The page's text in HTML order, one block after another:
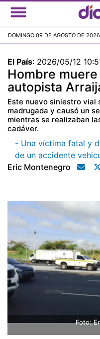
DOMINGO 09 DE AGOSTO DE 2026
El País: 2026/05/12
Hombre
autopista
Este nuevo siniestro vial
madrugada y causó un
mientras se realizaban
cadáver.
- Una víctima fatal y
de un accidente
Eric Montenegro
Foto: